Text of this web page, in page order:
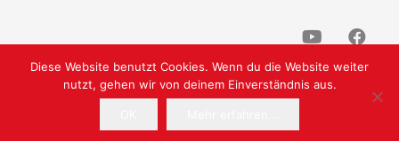
Diese Website benutzt Cookies. Wenn du die Website weiter
nutzt, gehen wir von deinem Einverständnis aus.